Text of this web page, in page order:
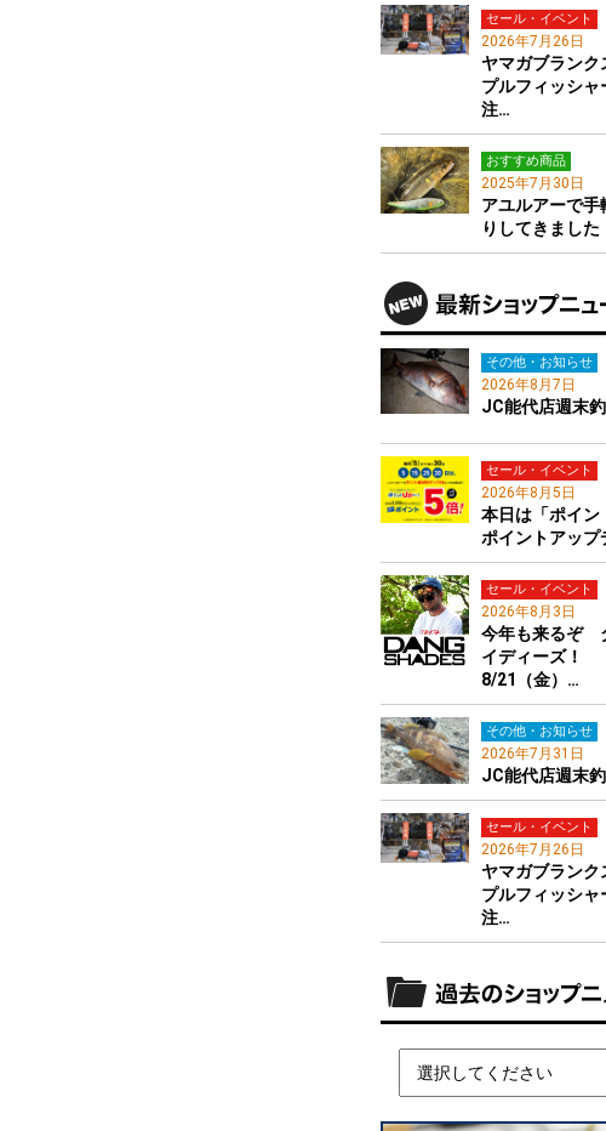
セール・イベント
2026年7月26日
ヤマガブランク
プルフィッシャ
注…
おすすめ商品
2025年7月30日
アユルアーで手
りしてきました
その他・お知らせ
2026年8月7日
JC能代店週末
セール・イベント
2026年8月5日
本日は「ポイン
ポイントアップ
セール・イベント
2026年8月3日
今年も来るぞ
イディーズ！
8/21（金）…
その他・お知らせ
2026年7月31日
JC能代店週末
セール・イベント
2026年7月26日
ヤマガブランク
プルフィッシャ
注…